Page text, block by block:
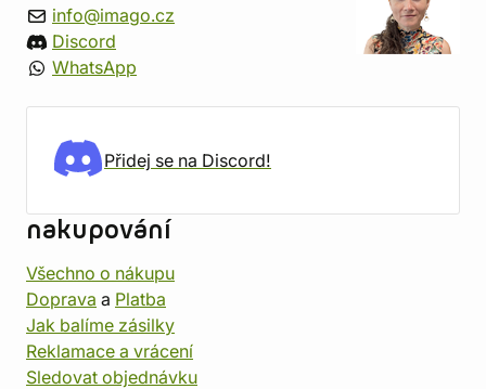
info@imago.cz
Discord
WhatsApp
Přidej se na Discord!
nakupování
Všechno o nákupu
Doprava a Platba
Jak balíme zásilky
Reklamace a vrácení
Sledovat objednávku